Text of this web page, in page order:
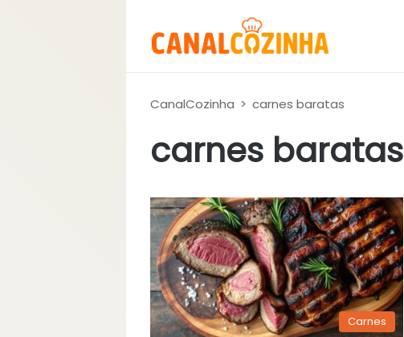
CanalCozinha > carnes baratas
carnes baratas
Carnes